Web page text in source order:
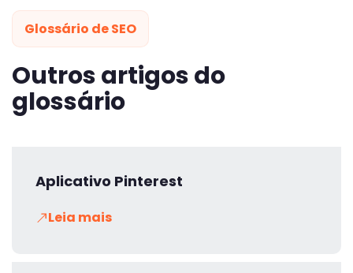
Glossário de SEO
Outros artigos do
glossário
Aplicativo Pinterest
Leia mais